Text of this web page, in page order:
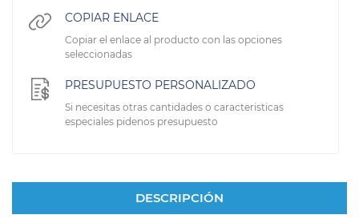
COPIAR ENLACE
Copiar el enlace al producto con las opciones
seleccionadas
PRESUPUESTO PERSONALIZADO
Si necesitas otras cantidades o caracteristicas
especiales pidenos presupuesto
DESCRIPCIÓN